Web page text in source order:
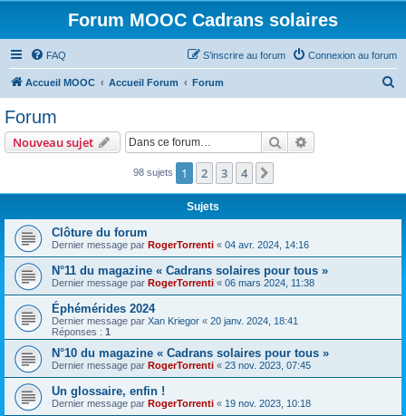
Forum MOOC Cadrans solaires
FAQ Connexion au forum
S’inscrire au forum
Accueil MOOC Accueil Forum Forum
e
Forum
Nouveau sujet Rechercher
98 sujets 1 2 3 4
Sujets
Clôture du forum
Dernier message par RogerTorrenti « 04 avr. 2024, 14:16
N°11 du magazine « Cadrans solaires pour tous »
Dernier message par RogerTorrenti « 06 mars 2024, 11:38
Éphémérides 2024
Dernier message par Xan Kriegor « 20 janv. 2024, 18:41
Réponses : 1
N°10 du magazine « Cadrans solaires pour tous »
Dernier message par RogerTorrenti « 23 nov. 2023, 07:45
Un glossaire, enfin !
Dernier message par RogerTorrenti « 19 nov. 2023, 10:18